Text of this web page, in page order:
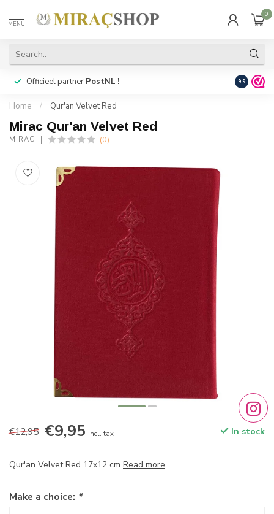
MENU
0
Officieel partner PostNL ! Snelle
9.9
Home / Qur'an Velvet Red
Mirac Qur'an Velvet Red
MIRAC (0)
€12,95 €9,95 Incl. tax In stock
Qur'an Velvet Red 17x12 cm Read more.
Make a choice: *